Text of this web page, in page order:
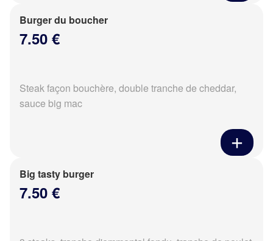
Burger du boucher
7.50 €
Steak façon bouchère, double tranche de cheddar,
sauce big mac
Big tasty burger
7.50 €